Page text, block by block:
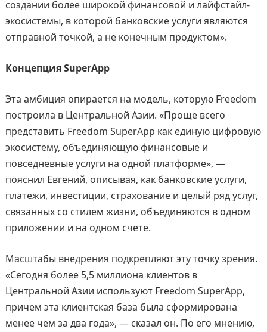
создании более широкой финансовой и лайфстайл-
экосистемы, в которой банковские услуги являются
отправной точкой, а не конечным продуктом».
Концепция SuperApp
Эта амбиция опирается на модель, которую Freedom
построила в Центральной Азии. «Проще всего
представить Freedom SuperApp как единую цифровую
экосистему, объединяющую финансовые и
повседневные услуги на одной платформе», —
пояснил Евгений, описывая, как банковские услуги,
платежи, инвестиции, страхование и целый ряд услуг,
связанных со стилем жизни, объединяются в одном
приложении и на одном счете.
Масштабы внедрения подкрепляют эту точку зрения.
«Сегодня более 5,5 миллиона клиентов в
Центральной Азии используют Freedom SuperApp,
причем эта клиентская база была сформирована
менее чем за два года», — сказал он. По его мнению,